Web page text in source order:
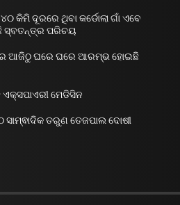
କିମି ଦୂରରେ ଥିବା କର୍ଡୋଲା ଗାଁ ଏବେ
ସ୍ବତନ୍ତ୍ର ପରିଚୟ
ଆଜିଠୁ ଘରେ ଘରେ ଆରମ୍ଭ ହୋଇଛି
ମେଡିସିନ
ସାମ୍ଵାଦିକ ତରୁଣ ତେଜପାଲ ଦୋଷୀ